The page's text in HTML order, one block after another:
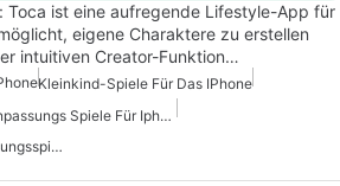
Toca ist eine aufregende Lifestyle-App für
eigene Charaktere zu erstellen
intuitiven Creator-Funktion…
Kleinkind-Spiele Für Das IPhone
Charakter Anpassungs Spiele Für Iphone
Kostenlose Charakteranpassungsspiele Für IPhone